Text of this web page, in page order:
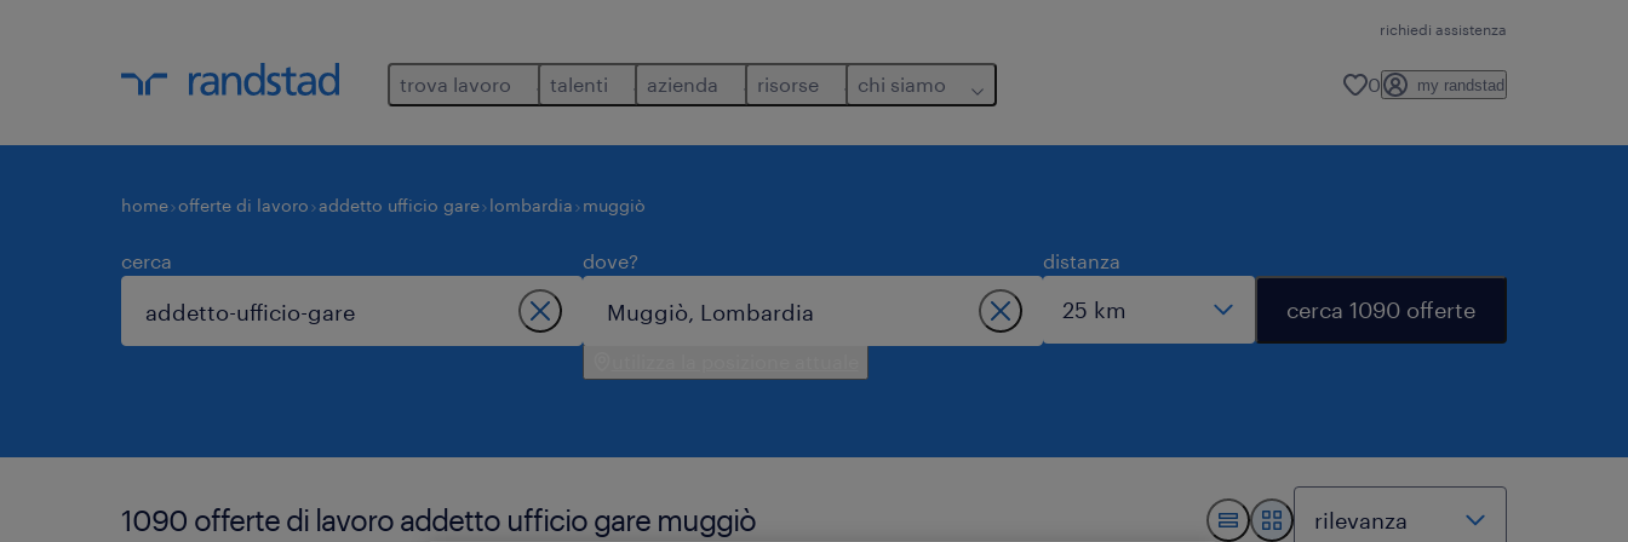
richiedi assistenza
trova lavoro talenti azienda risorse chi siamo 0 my randstad
home offerte di lavoro addetto ufficio gare lombardia muggiò
cerca dove? distanza
cerca 1090 offerte
1090 offerte di lavoro addetto ufficio gare muggiò